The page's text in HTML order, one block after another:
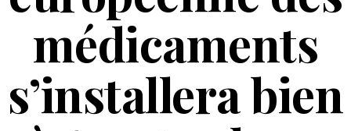
médicaments
s’installera bien